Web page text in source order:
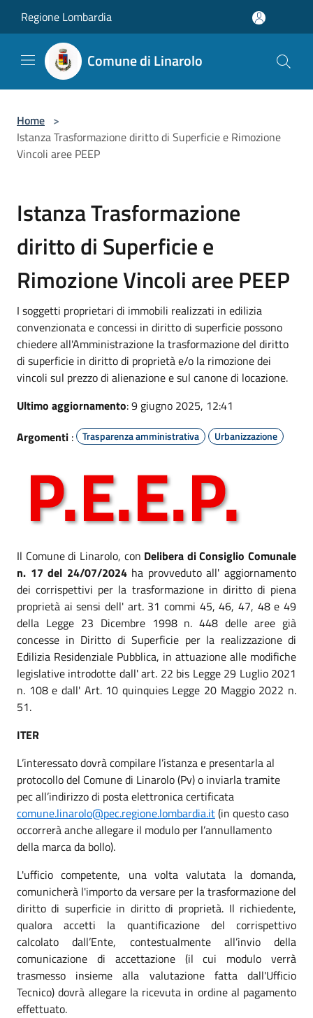
Regione Lombardia
Comune di Linarolo
Home >
Istanza Trasformazione diritto di Superficie e Rimozione
Vincoli aree PEEP
Istanza Trasformazione
diritto di Superficie e
Rimozione Vincoli aree PEEP
I soggetti proprietari di immobili realizzati in edilizia
convenzionata e concessi in diritto di superficie possono
chiedere all'Amministrazione la trasformazione del diritto
di superficie in diritto di proprietà e/o la rimozione dei
vincoli sul prezzo di alienazione e sul canone di locazione.
Ultimo aggiornamento: 9 giugno 2025, 12:41
Argomenti : Trasparenza amministrativa Urbanizzazione
Il Comune di Linarolo, con Delibera di Consiglio Comunale
n. 17 del 24/07/2024ha provveduto all' aggiornamento
dei corrispettivi per la trasformazione in diritto di piena
proprietà ai sensi dell' art. 31 commi 45, 46, 47, 48 e 49
della Legge 23 Dicembre 1998 n. 448 delle aree già
concesse in Diritto di Superficie per la realizzazione di
Edilizia Residenziale Pubblica, in attuazione alle modifiche
legislative introdotte dall' art. 22 bis Legge 29 Luglio 2021
n. 108 e dall' Art. 10 quinquies Legge 20 Maggio 2022 n.
51.
ITER
L’interessato dovrà compilare l’istanza e presentarla al
protocollo del Comune di Linarolo (Pv) o inviarla tramite
pec all’indirizzo di posta elettronica certificata
comune.linarolo@pec.regione.lombardia.it(in questo caso
occorrerà anche allegare il modulo per l’annullamento
della marca da bollo).
L'ufficio competente, una volta valutata la domanda,
comunicherà l'importo da versare per la trasformazione del
diritto di superficie in diritto di proprietà. Il richiedente,
qualora accetti la quantificazione del corrispettivo
calcolato dall’Ente, contestualmente all’invio della
comunicazione di accettazione (il cui modulo verrà
trasmesso insieme alla valutazione fatta dall'Ufficio
Tecnico) dovrà allegare la ricevuta in ordine al pagamento
effettuato.